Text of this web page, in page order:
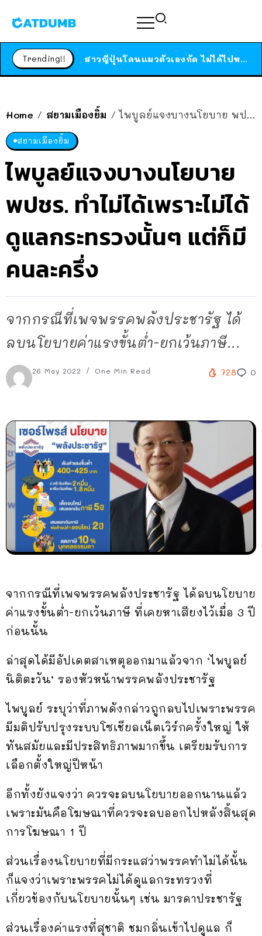
Trending!! ได้เวลาเด็กหนวดรวมตัว RF Online Next เปิดให้เล่นแล้ว เกม Sci-Fi MMORPG ระดับตำนาน เล่นได้ทั้งมือถือและ PC
Home / สยามเมืองยิ้ม / ไพบูลย์แจงบางนโยบาย พปชร. ทำไม่ได้เพราะไม่ได้ดูแลกระทรวงนั้นๆ แต่ก็มีคนละครึ่ง
สยามเมืองยิ้ม
ไพบูลย์แจงบางนโยบาย
พปชร. ทำไม่ได้เพราะไม่ได้
ดูแลกระทรวงนั้นๆ แต่ก็มี
คนละครึ่ง
จากกรณีที่เพจพรรคพลังประชารัฐ ได้
ลบนโยบายค่าแรงขั้นต่ำ-ยกเว้นภาษี...
26 May 2022 One Min Read 728 0
จากกรณีที่เพจพรรคพลังประชารัฐ ได้ลบนโยบาย
ค่าแรงขั้นต่ำ-ยกเว้นภาษี ที่เคยหาเสียงไว้เมื่อ 3 ปี
ก่อนนั้น
ล่าสุดได้มีอัปเดตสาเหตุออกมาแล้วจาก ‘ไพบูลย์
นิติตะวัน’ รองหัวหน้าพรรคพลังประชารัฐ
ไพบูลย์ ระบุว่าที่ภาพดังกล่าวถูกลบไปเพราะพรรค
มีมติปรับปรุงระบบโซเชียลเน็ตเวิร์กครั้งใหญ่ ให้
ทันสมัยและมีประสิทธิภาพมากขึ้น เตรียมรับการ
เลือกตั้งใหญ่ปีหน้า
อีกทั้งยังแจงว่า ควรจะลบนโยบายออกนานแล้ว
เพราะมันคือโฆษณาที่ควรจะลบออกไปหลังสิ้นสุด
การโฆษณา 1 ปี
ส่วนเรื่องนโยบายที่มีกระแสว่าพรรคทำไม่ได้นั้น
ก็แจงว่าเพราะพรรคไม่ได้ดูแลกระทรวงที่
เกี่ยวข้องกับนโยบายนั้นๆ เช่น มารดาประชารัฐ
ส่วนเรื่องค่าแรงที่สุชาติ ชมกลิ่นเข้าไปดูแล ก็